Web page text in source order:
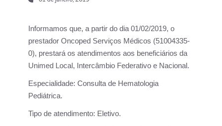
Informamos que, a partir do dia 01/02/2019, o
prestador Oncoped Serviços Médicos (51004335-
0), prestará os atendimentos aos beneficiários da
Unimed Local, Intercâmbio Federativo e Nacional.
Especialidade: Consulta de Hematologia
Pediátrica.
Tipo de atendimento: Eletivo.